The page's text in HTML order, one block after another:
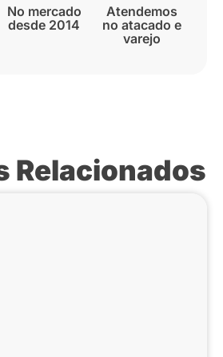
No mercado
desde 2014
Atendemos
no atacado e
varejo
Relacionados